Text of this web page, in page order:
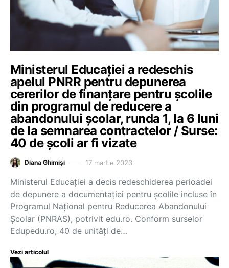
Ministerul Educației a redeschis
apelul PNRR pentru depunerea
cererilor de finanțare pentru școlile
din programul de reducere a
abandonului școlar, runda 1, la 6 luni
de la semnarea contractelor / Surse:
40 de școli ar fi vizate
Diana Ghimiși 17 martie 2023
Ministerul Educației a decis redeschiderea perioadei
de depunere a documentației pentru școlile incluse în
Programul Național pentru Reducerea Abandonului
Școlar (PNRAS), potrivit edu.ro. Conform surselor
Edupedu.ro, 40 de unități de…
Vezi articolul